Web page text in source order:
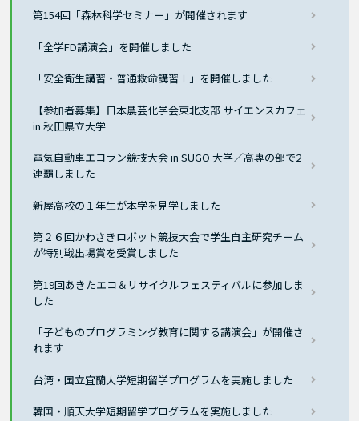
第154回「森林科学セミナー」が開催されます
「全学FD講演会」を開催しました
「安全衛生講習・普通救命講習Ⅰ」を開催しました
【参加者募集】日本農芸化学会東北支部 サイエンスカフェ
in 秋田県立大学
電気自動車エコラン競技大会 in SUGO 大学／高専の部で2
連覇しました
新屋高校の１年生が本学を見学しました
第２６回かわさきロボット競技大会で学生自主研究チーム
が特別戦出場賞を受賞しました
第19回あきたエコ＆リサイクルフェスティバルに参加しま
した
「子どものプログラミング教育に関する講演会」が開催さ
れます
台湾・国立宜蘭大学短期留学プログラムを実施しました
韓国・順天大学短期留学プログラムを実施しました